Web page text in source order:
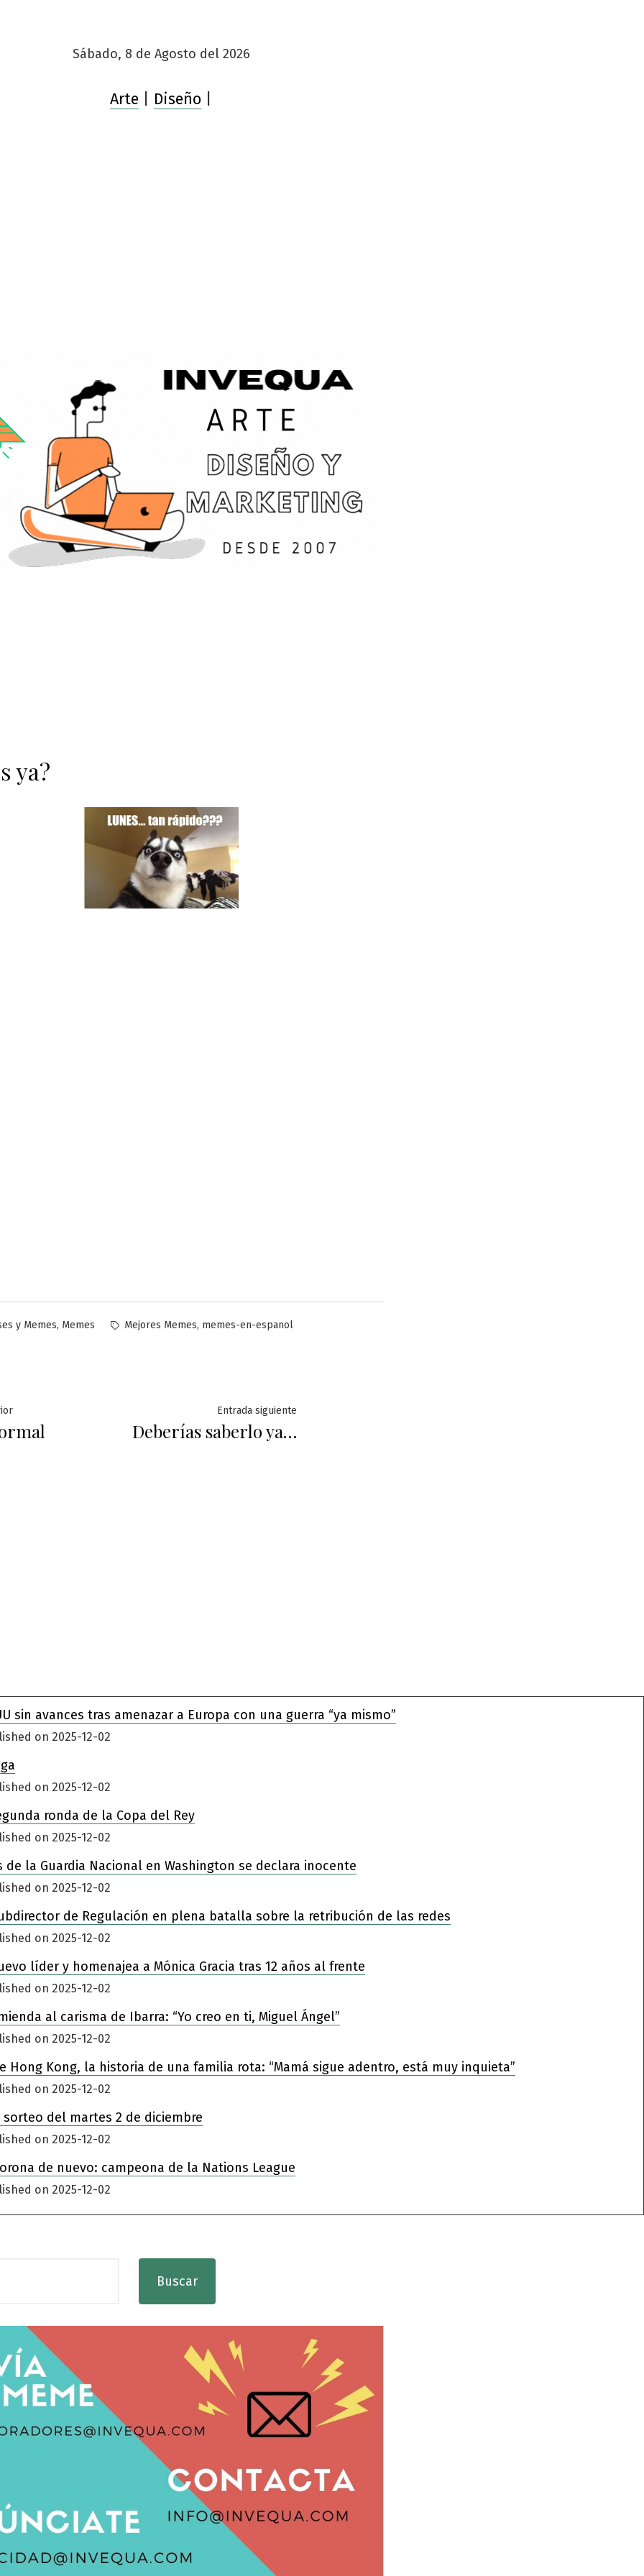
Sábado, 8 de Agosto del 2026
Arte Diseño
ya?
y Memes, Memes Etiquetas:
Mejores Memes, memes-en-espanol
Entrada
anterior:
Entrada siguiente
Deberías saberlo ya…
sin avances tras amenazar a Europa con una guerra “ya mismo”
on 2025-12-02
on 2025-12-02
ronda de la Copa del Rey
on 2025-12-02
la Guardia Nacional en Washington se declara inocente
on 2025-12-02
de Regulación en plena batalla sobre la retribución de las redes
on 2025-12-02
líder y homenajea a Mónica Gracia tras 12 años al frente
on 2025-12-02
al carisma de Ibarra: “Yo creo en ti, Miguel Ángel”
on 2025-12-02
Kong, la historia de una familia rota: “Mamá sigue adentro, está muy inquieta”
on 2025-12-02
del martes 2 de diciembre
on 2025-12-02
de nuevo: campeona de la Nations League
on 2025-12-02
Buscar